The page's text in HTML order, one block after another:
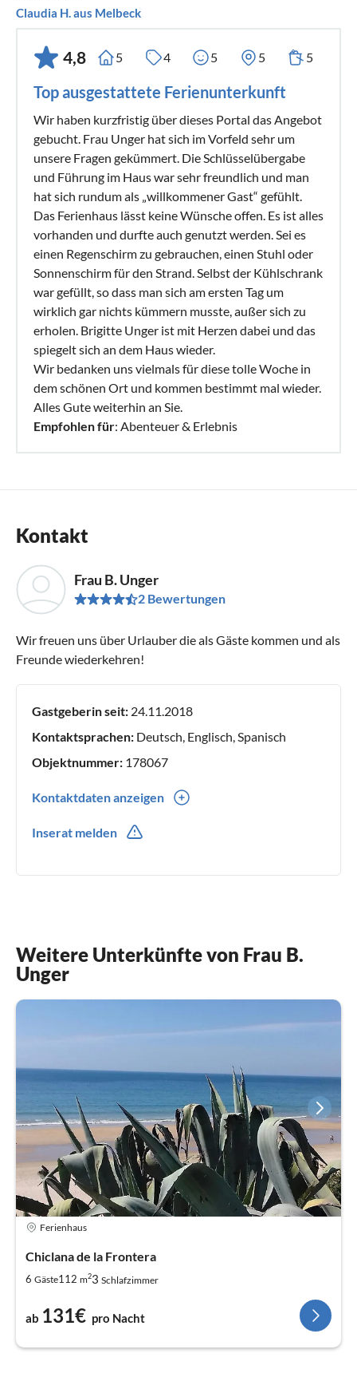
Claudia H. aus Melbeck
4,8 5 4 5 5 5
Top ausgestattete Ferienunterkunft
Wir haben kurzfristig über dieses Portal das Angebot
gebucht. Frau Unger hat sich im Vorfeld sehr um
unsere Fragen gekümmert. Die Schlüsselübergabe
und Führung im Haus war sehr freundlich und man
hat sich rundum als „willkommener Gast“ gefühlt.
Das Ferienhaus lässt keine Wünsche offen. Es ist alles
vorhanden und durfte auch genutzt werden. Sei es
einen Regenschirm zu gebrauchen, einen Stuhl oder
Sonnenschirm für den Strand. Selbst der Kühlschrank
war gefüllt, so dass man sich am ersten Tag um
wirklich gar nichts kümmern musste, außer sich zu
erholen. Brigitte Unger ist mit Herzen dabei und das
spiegelt sich an dem Haus wieder.
Wir bedanken uns vielmals für diese tolle Woche in
dem schönen Ort und kommen bestimmt mal wieder.
Alles Gute weiterhin an Sie.
Empfohlen für: Abenteuer & Erlebnis
Kontakt
Frau B. Unger
2 Bewertungen
Wir freuen uns über Urlauber die als Gäste kommen und als
Freunde wiederkehren!
Gastgeberin seit: 24.11.2018
Kontaktsprachen: Deutsch, Englisch, Spanisch
Objektnummer: 178067
Kontaktdaten anzeigen
Inserat melden
Weitere Unterkünfte von Frau B.
Unger
Ferienhaus
Chiclana de la Frontera
6 Gäste112 m23 Schlafzimmer
ab 131€ pro Nacht